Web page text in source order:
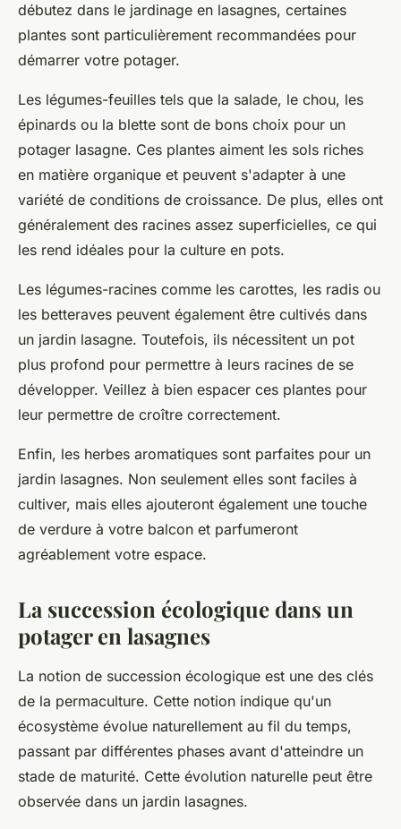
débutez dans le jardinage en lasagnes, certaines
plantes sont particulièrement recommandées pour
démarrer votre potager.
Les légumes-feuilles tels que la salade, le chou, les
épinards ou la blette sont de bons choix pour un
potager lasagne. Ces plantes aiment les sols riches
en matière organique et peuvent s'adapter à une
variété de conditions de croissance. De plus, elles ont
généralement des racines assez superficielles, ce qui
les rend idéales pour la culture en pots.
Les légumes-racines comme les carottes, les radis ou
les betteraves peuvent également être cultivés dans
un jardin lasagne. Toutefois, ils nécessitent un pot
plus profond pour permettre à leurs racines de se
développer. Veillez à bien espacer ces plantes pour
leur permettre de croître correctement.
Enfin, les herbes aromatiques sont parfaites pour un
jardin lasagnes. Non seulement elles sont faciles à
cultiver, mais elles ajouteront également une touche
de verdure à votre balcon et parfumeront
agréablement votre espace.
La succession écologique dans un
potager en lasagnes
La notion de succession écologique est une des clés
de la permaculture. Cette notion indique qu'un
écosystème évolue naturellement au fil du temps,
passant par différentes phases avant d'atteindre un
stade de maturité. Cette évolution naturelle peut être
observée dans un jardin lasagnes.